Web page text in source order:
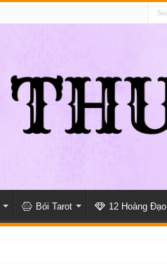
Bói Tarot 12 Hoàng Đạo